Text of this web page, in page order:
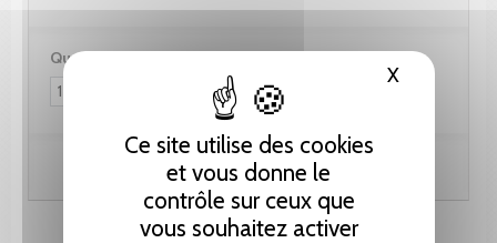
Ce site utilise des cookies
et vous donne le
contrôle sur ceux que
vous souhaitez activer
XMasquer
Quantité :
Ajouter au panier